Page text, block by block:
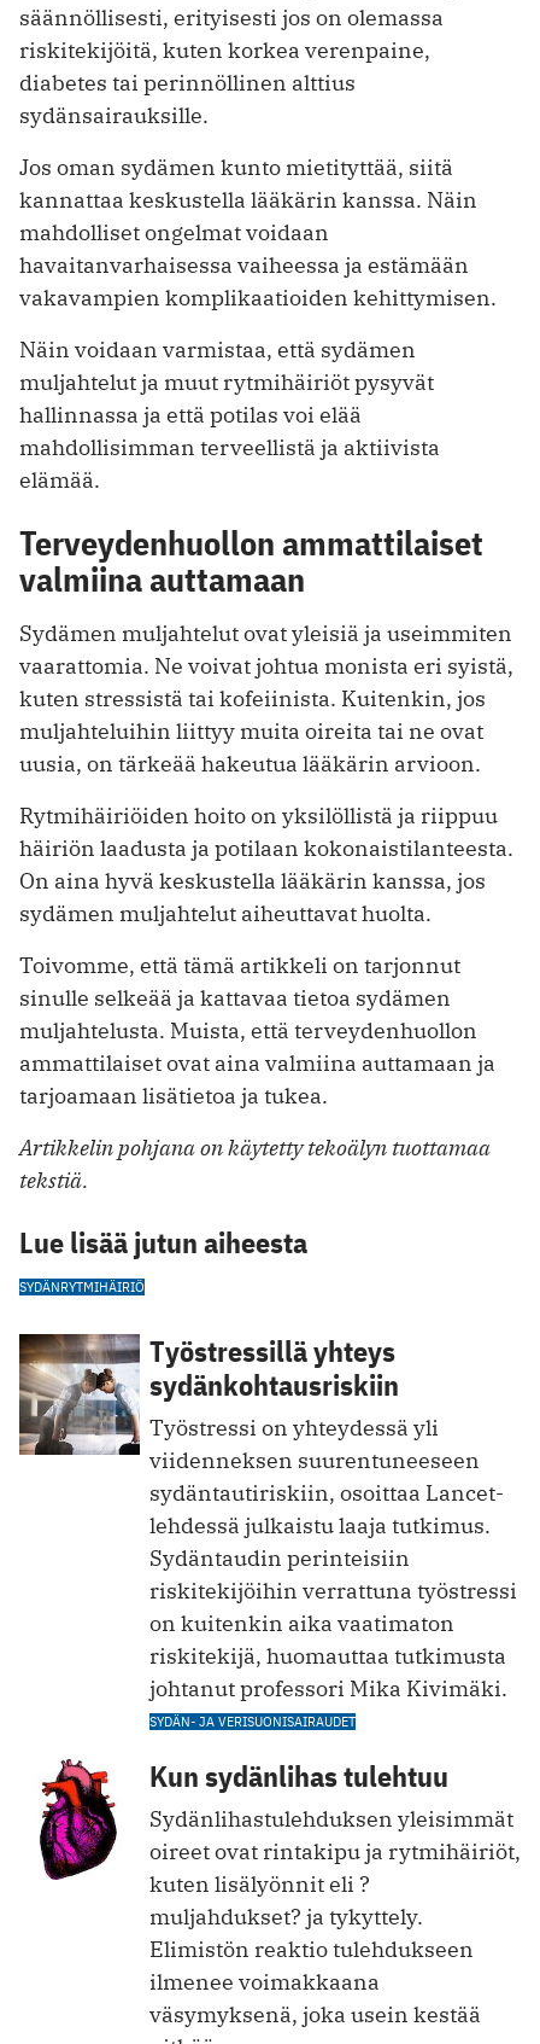
säännöllisesti, erityisesti jos on olemassa
riskitekijöitä, kuten korkea verenpaine,
diabetes tai perinnöllinen alttius
sydänsairauksille.
Jos oman sydämen kunto mietityttää, siitä
kannattaa keskustella lääkärin kanssa. Näin
mahdolliset ongelmat voidaan
havaitanvarhaisessa vaiheessa ja estämään
vakavampien komplikaatioiden kehittymisen.
Näin voidaan varmistaa, että sydämen
muljahtelut ja muut rytmihäiriöt pysyvät
hallinnassa ja että potilas voi elää
mahdollisimman terveellistä ja aktiivista
elämää.
Terveydenhuollon ammattilaiset
valmiina auttamaan
Sydämen muljahtelut ovat yleisiä ja useimmiten
vaarattomia. Ne voivat johtua monista eri syistä,
kuten stressistä tai kofeiinista. Kuitenkin, jos
muljahteluihin liittyy muita oireita tai ne ovat
uusia, on tärkeää hakeutua lääkärin arvioon.
Rytmihäiriöiden hoito on yksilöllistä ja riippuu
häiriön laadusta ja potilaan kokonaistilanteesta.
On aina hyvä keskustella lääkärin kanssa, jos
sydämen muljahtelut aiheuttavat huolta.
Toivomme, että tämä artikkeli on tarjonnut
sinulle selkeää ja kattavaa tietoa sydämen
muljahtelusta. Muista, että terveydenhuollon
ammattilaiset ovat aina valmiina auttamaan ja
tarjoamaan lisätietoa ja tukea.
Artikkelin pohjana on käytetty tekoälyn tuottamaa
tekstiä.
Lue lisää jutun aiheesta
SYDÄNRYTMIHÄIRIÖ
Työstressillä yhteys
sydänkohtausriskiin
Työstressi on yhteydessä yli
viidenneksen suurentuneeseen
sydäntautiriskiin, osoittaa Lancet-
lehdessä julkaistu laaja tutkimus.
Sydäntaudin perinteisiin
riskitekijöihin verrattuna työstressi
on kuitenkin aika vaatimaton
riskitekijä, huomauttaa tutkimusta
johtanut professori Mika Kivimäki.
SYDÄN- JA VERISUONISAIRAUDET
Kun sydänlihas tulehtuu
Sydänlihastulehduksen yleisimmät
oireet ovat rintakipu ja rytmihäiriöt,
kuten lisälyönnit eli ?
muljahdukset? ja tykyttely.
Elimistön reaktio tulehdukseen
ilmenee voimakkaana
väsymyksenä, joka usein kestää